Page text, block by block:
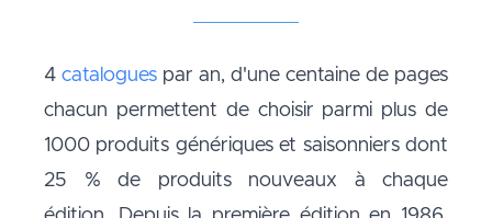
4 catalogues par an, d'une centaine de pages
chacun permettent de choisir parmi plus de
1000 produits génériques et saisonniers dont
25 % de produits nouveaux à chaque